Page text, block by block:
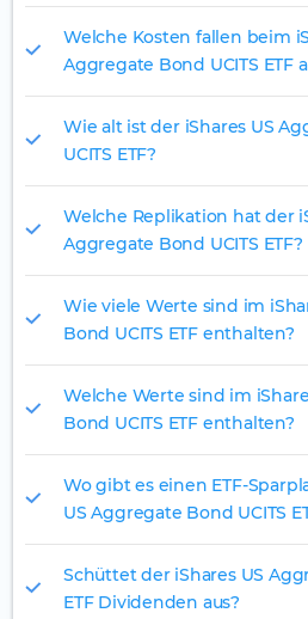
Welche Kosten fallen beim
Aggregate Bond UCITS ETF
Wie alt ist der iShares US
UCITS ETF?
Welche Replikation hat der
Aggregate Bond UCITS ETF?
Wie viele Werte sind im
Bond UCITS ETF enthalten?
Welche Werte sind im
Bond UCITS ETF enthalten?
Wo gibt es einen ETF-
US Aggregate Bond UCITS
Schüttet der iShares US
ETF Dividenden aus?